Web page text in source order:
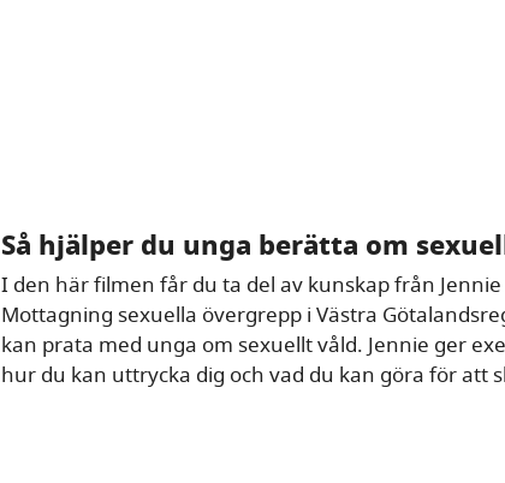
Så hjälper du unga berätta om
I den här filmen får du ta del av kunskap från
Mottagning sexuella övergrepp i Västra
kan prata med unga om sexuellt våld. Jennie ger
hur du kan uttrycka dig och vad du kan göra för att